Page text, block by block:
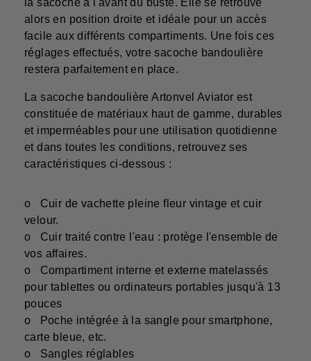
la sacoche à l'avant du buste. Elle se retrouve
alors en position droite et idéale pour un accès
facile aux différents compartiments. Une fois ces
réglages effectués, votre sacoche bandoulière
restera parfaitement en place.
La sacoche bandoulière Artonvel Aviator est
constituée de matériaux haut de gamme, durables
et imperméables pour une utilisation quotidienne
et dans toutes les conditions, retrouvez ses
caractéristiques ci-dessous :
o Cuir de vachette pleine fleur vintage et cuir
velour.
o Cuir traité contre l'eau : protège l'ensemble de
vos affaires.
o Compartiment interne et externe matelassés
pour tablettes ou ordinateurs portables jusqu'à 13
pouces
o Poche intégrée à la sangle pour smartphone,
carte bleue, etc.
o Sangles réglables